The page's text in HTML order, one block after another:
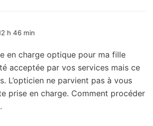
h 46 min
en charge optique pour ma fille
acceptée par vos services mais ce
L’opticien ne parvient pas à vous
prise en charge. Comment procéder